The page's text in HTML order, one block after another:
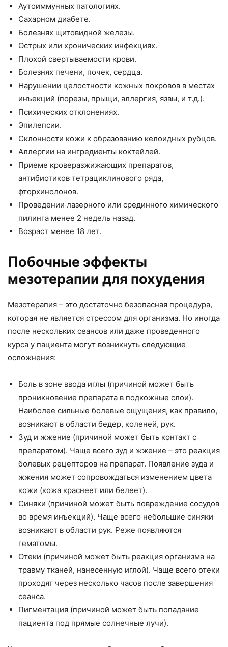
Аутоиммунных патологиях.
Сахарном диабете.
Болезнях щитовидной железы.
Острых или хронических инфекциях.
Плохой свертываемости крови.
Болезнях печени, почек, сердца.
Нарушении целостности кожных покровов в местах
инъекций (порезы, прыщи, аллергия, язвы, и т.д.).
Психических отклонениях.
Эпилепсии.
Склонности кожи к образованию келоидных рубцов.
Аллергии на ингредиенты коктейлей.
Приеме кроверазжижающих препаратов,
антибиотиков тетрациклинового ряда,
фторхинолонов.
Проведении лазерного или срединного химического
пилинга менее 2 недель назад.
Возраст менее 18 лет.
Побочные эффекты
мезотерапии для похудения
Мезотерапия – это достаточно безопасная процедура,
которая не является стрессом для организма. Но иногда
после нескольких сеансов или даже проведенного
курса у пациента могут возникнуть следующие
осложнения:
Боль в зоне ввода иглы (причиной может быть
проникновение препарата в подкожные слои).
Наиболее сильные болевые ощущения, как правило,
возникают в области бедер, коленей, рук.
Зуд и жжение (причиной может быть контакт с
препаратом). Чаще всего зуд и жжение – это реакция
болевых рецепторов на препарат. Появление зуда и
жжения может сопровождаться изменением цвета
кожи (кожа краснеет или белеет).
Синяки (причиной может быть повреждение сосудов
во время инъекций). Чаще всего небольшие синяки
возникают в области рук. Реже появляются
гематомы.
Отеки (причиной может быть реакция организма на
травму тканей, нанесенную иглой). Чаще всего отеки
проходят через несколько часов после завершения
сеанса.
Пигментация (причиной может быть попадание
пациента под прямые солнечные лучи).